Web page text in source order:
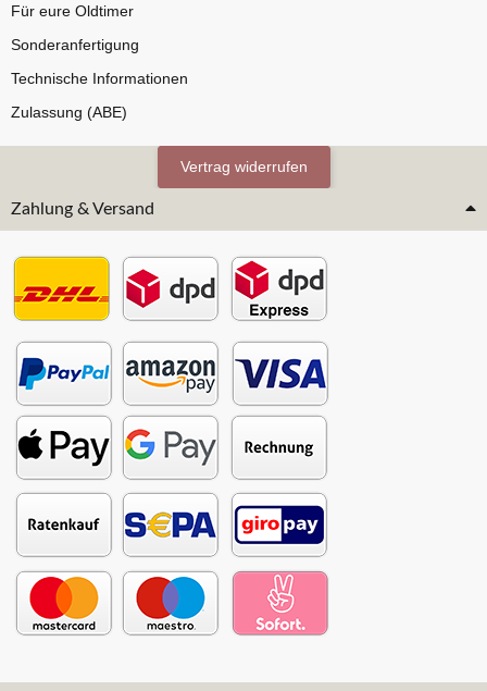
Für eure Oldtimer
Sonderanfertigung
Technische Informationen
Zulassung (ABE)
Vertrag widerrufen
Zahlung & Versand